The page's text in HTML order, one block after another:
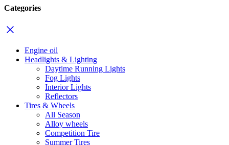
Categories
Engine oil
Headlights & Lighting
Daytime Running Lights
Fog Lights
Interior Lights
Reflectors
Tires & Wheels
All Season
Alloy wheels
Competition Tire
Summer Tires